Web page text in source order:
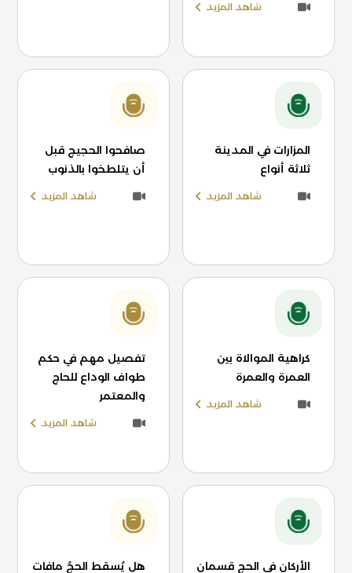
شاهد المزيد
المزارات في المدينة
ثلاثة أنواع
شاهد المزيد
صافحوا الحجيج قبل
أن يتلطخوا بالذنوب
شاهد المزيد
كراهية الموالاة بين
العمرة والعمرة
شاهد المزيد
تفصيل مهم في حكم
طواف الوداع للحاج
والمعتمر
شاهد المزيد
الأركان في الحج قسمان هل يُسقط الحجُ مافات